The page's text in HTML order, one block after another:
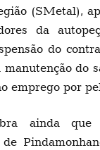
(SMetal),
da
do
manutenção do
emprego por
ainda que